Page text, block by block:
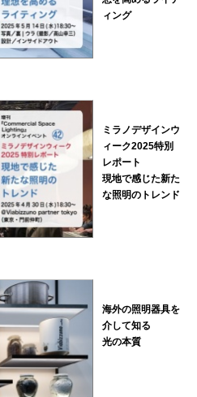
ィング
ミラノデザインウ
ィーク2025特別
レポート
現地で感じた新た
な照明のトレンド
海外の照明器具を
介して知る
光の本質